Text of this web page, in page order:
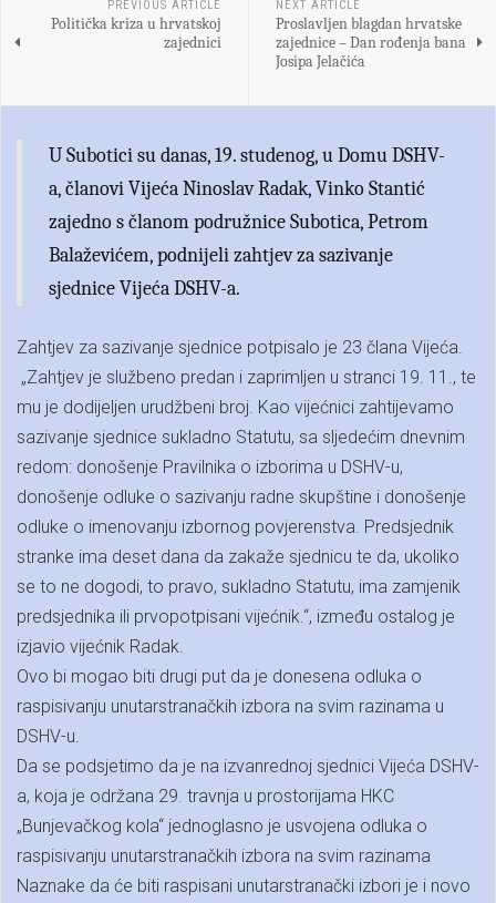
PREVIOUS ARTICLE
Politička kriza u hrvatskoj
zajednici
NEXT ARTICLE
Proslavljen blagdan hrvatske
zajednice – Dan rođenja bana
Josipa Jelačića
U Subotici su danas, 19. studenog, u Domu DSHV-
a, članovi Vijeća Ninoslav Radak, Vinko Stantić
zajedno s članom podružnice Subotica, Petrom
Balaževićem, podnijeli zahtjev za sazivanje
sjednice Vijeća DSHV-a.
Zahtjev za sazivanje sjednice potpisalo je 23 člana Vijeća.
„Zahtjev je službeno predan i zaprimljen u stranci 19. 11., te
mu je dodijeljen urudžbeni broj. Kao vijećnici zahtijevamo
sazivanje sjednice sukladno Statutu, sa sljedećim dnevnim
redom: donošenje Pravilnika o izborima u DSHV-u,
donošenje odluke o sazivanju radne skupštine i donošenje
odluke o imenovanju izbornog povjerenstva. Predsjednik
stranke ima deset dana da zakaže sjednicu te da, ukoliko
se to ne dogodi, to pravo, sukladno Statutu, ima zamjenik
predsjednika ili prvopotpisani vijećnik.“, između ostalog je
izjavio vijećnik Radak.
Ovo bi mogao biti drugi put da je donesena odluka o
raspisivanju unutarstranačkih izbora na svim razinama u
DSHV-u.
Da se podsjetimo da je na izvanrednoj sjednici Vijeća DSHV-
a, koja je održana 29. travnja u prostorijama HKC
„Bunjevačkog kola“ jednoglasno je usvojena odluka o
raspisivanju unutarstranačkih izbora na svim razinama
Naznake da će biti raspisani unutarstranački izbori je i novo